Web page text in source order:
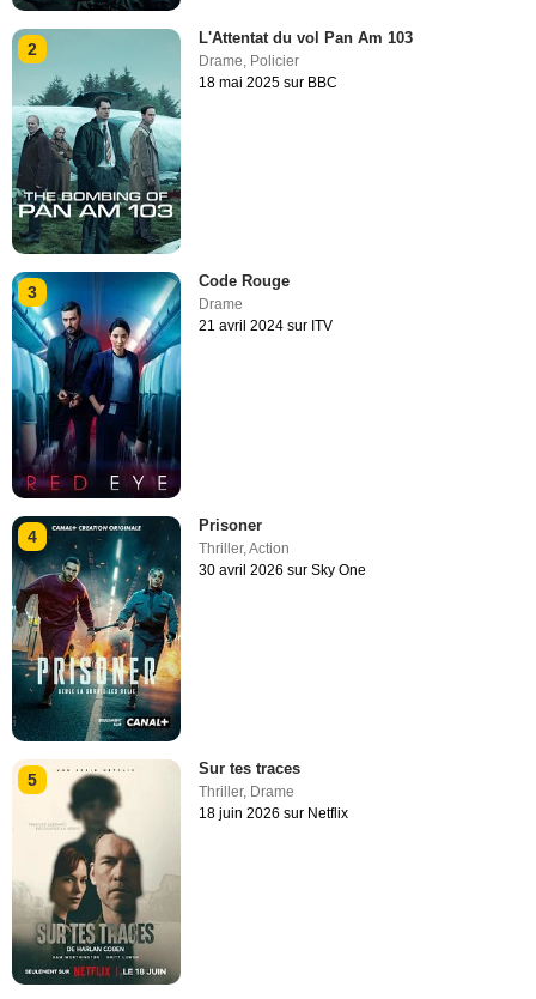
2
L'Attentat du vol Pan Am 103
Drame, Policier
18 mai 2025 sur BBC
3
Code Rouge
Drame
21 avril 2024 sur ITV
4
Prisoner
Thriller,Action
30 avril 2026 sur Sky One
5
Sur tes traces
Thriller, Drame
18 juin 2026 sur Netflix